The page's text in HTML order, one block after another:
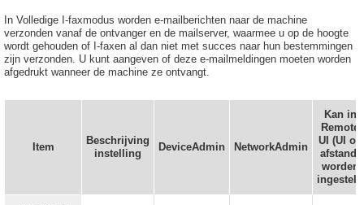
In Volledige I-faxmodus worden e-mailberichten naar de machine
verzonden vanaf de ontvanger en de mailserver, waarmee u op de hoogte
wordt gehouden of I-faxen al dan niet met succes naar hun bestemmingen
zijn verzonden. U kunt aangeven of deze e-mailmeldingen moeten worden
afgedrukt wanneer de machine ze ontvangt.
Item
Beschrijving
instelling
DeviceAdmin NetworkAdmin
Kan in
Remote
UI (UI op
afstand)
worden
ingesteld